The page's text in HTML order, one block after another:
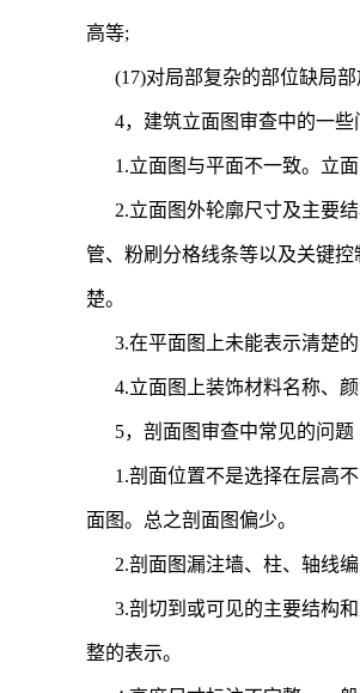
高等;
(17)对局部复杂的部位缺局部
4，建筑立面图审查中的一些
1.立面图与平面不一致。立
2.立面图外轮廓尺寸及主要
管、粉刷分格线条等以及关键
楚。
3.在平面图上未能表示清楚
4.立面图上装饰材料名称、
5，剖面图审查中常见的问题
1.剖面位置不是选择在层高
面图。总之剖面图偏少。
2.剖面图漏注墙、柱、轴线
3.剖切到或可见的主要结构
整的表示。